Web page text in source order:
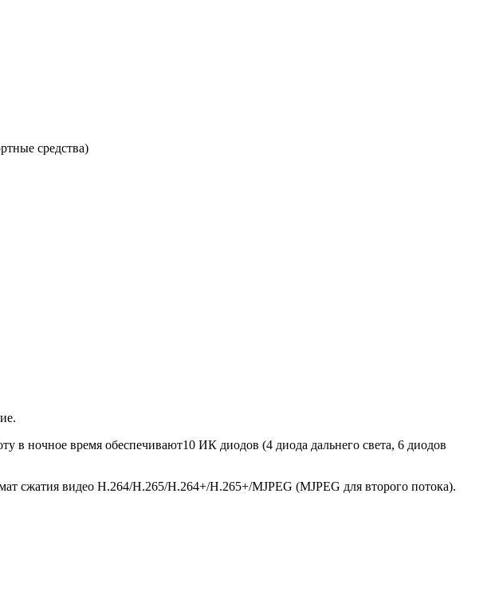
средства)
в ночное время обеспечивают10 ИК диодов (4 диода дальнего света, 6 диодов
сжатия видео Н.264/H.265/Н.264+/H.265+/MJPEG (MJPEG для второго потока).